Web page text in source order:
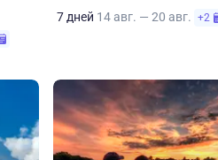
7 дней 14 авг. — 20 авг. +2